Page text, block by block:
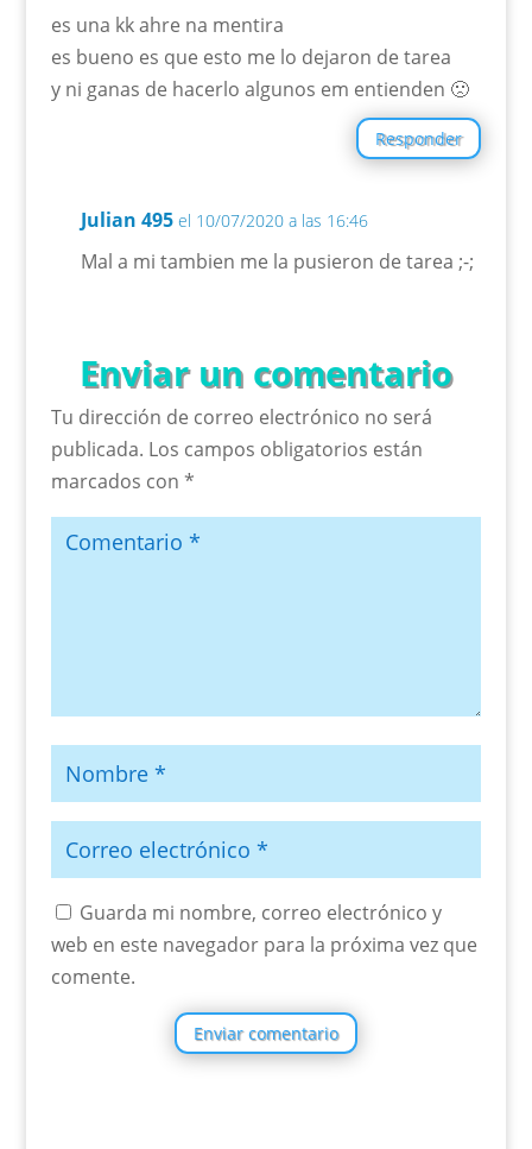
es una kk ahre na mentira
es bueno es que esto me lo dejaron de tarea
y ni ganas de hacerlo algunos em entienden 🙁
Responder
Julian 495 el 10/07/2020 a las 16:46
Mal a mi tambien me la pusieron de tarea ;-;
Enviar un comentario
Tu dirección de correo electrónico no será
publicada. Los campos obligatorios están
marcados con *
Guarda mi nombre, correo electrónico y
web en este navegador para la próxima vez que
comente.
Enviar comentario